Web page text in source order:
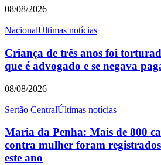
08/08/2026
NacionalÚltimas notícias
Criança de três anos foi
que é advogado e se negava
08/08/2026
Sertão CentralÚltimas notícias
Maria da Penha: Mais de 800
contra mulher foram
este ano